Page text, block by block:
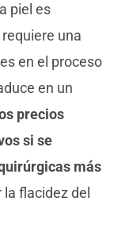
piel es
una
en el proceso
en un
precios
si se
más
flacidez del